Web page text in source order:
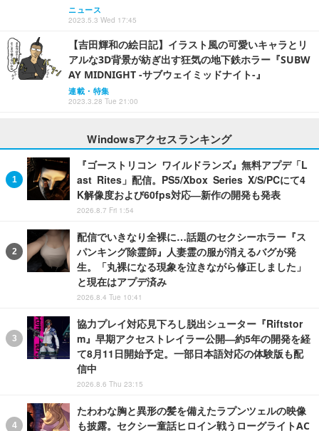
ニュース
2023.5.3 Wed 17:45
【吉田輝和の絵日記】イラスト風の可愛いキャラとリ
アルな3D背景が紡ぎ出す狂気の地下鉄ホラー『SUBW
AY MIDNIGHT -サブウェイミッドナイト-』
連載・特集
2023.3.28 Tue 21:00
Windowsアクセスランキング
『ゴーストリコン ワイルドランズ』無料アプデ「L
ast Rites」配信。PS5/Xbox Series X/S/PCにて4
K解像度および60fps対応―新作の開発も発表
2026.8.7 Fri 1:54
配信でいきなり全裸に…話題のセクシーホラー『ス
パンキング除霊師』人妻霊の服が消えるバグが発
生。「丸裸になる現象を泣きながら修正しました」
と現在はアプデ済み
2026.8.4 Tue 10:41
協力プレイ対応見下ろし脱出シューター『Riftstor
m』早期アクセストレイラー公開―約5年の開発を経
て8月11日開始予定。一部日本語対応の体験版も配
信中
2026.8.6 Thu 23:15
たわわな胸と異形の髪を備えたラプンツェルの映像
も披露。セクシー童話ヒロイン戦うローグライトAC